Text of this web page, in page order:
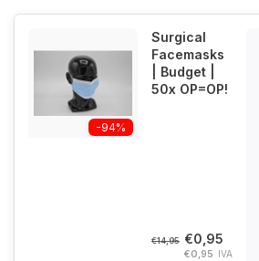
-94%
Surgical
Facemasks
| Budget |
50x OP=OP!
€14,95 €0,95
€0,95 IVA